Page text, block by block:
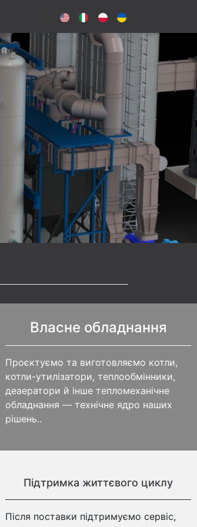
Власне обладнання
Проєктуємо та виготовляємо котли,
котли-утилізатори, теплообмінники,
деаератори й інше тепломеханічне
обладнання — технічне ядро наших
рішень..
Підтримка життєвого циклу
Після поставки підтримуємо сервіс,